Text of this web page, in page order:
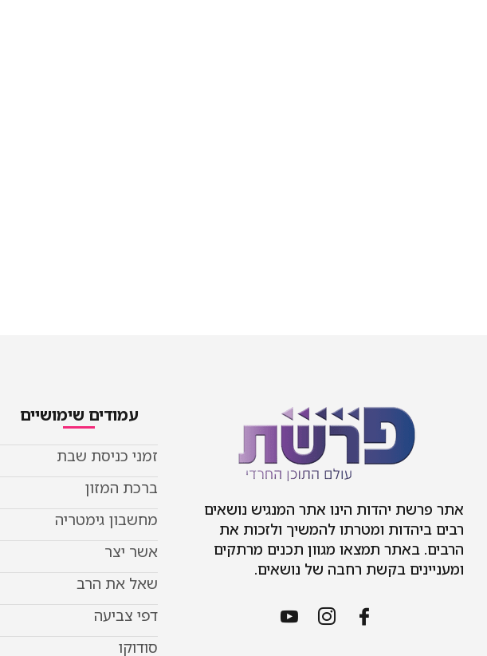
אתר פרשת יהדות הינו אתר המנגיש נושאים
רבים ביהדות ומטרתו להמשיך ולזכות את
הרבים. באתר תמצאו מגוון תכנים מרתקים
ומעניינים בקשת רחבה של נושאים.
עמודים שימושיים
זמני כניסת שבת
ברכת המזון
מחשבון גימטריה
אשר יצר
שאל את הרב
דפי צביעה
סודוקו